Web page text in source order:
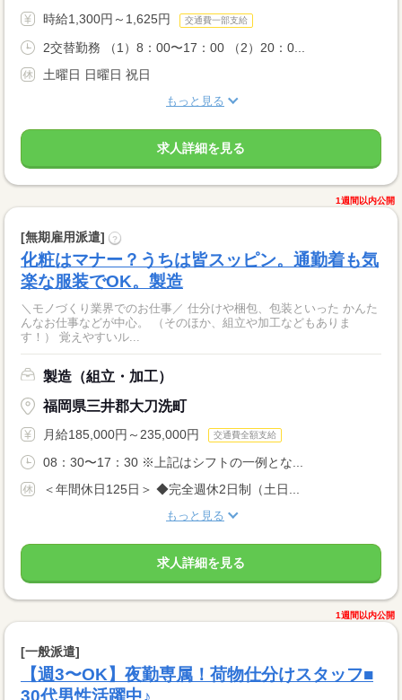
時給1,300円～1,625円 交通費一部支給
2交替勤務 （1）8：00〜17：00 （2）20：0...
土曜日 日曜日 祝日
もっと見る
求人詳細を見る
1週間以内公開
[無期雇用派遣] ?
化粧はマナー？うちは皆スッピン。通勤着も気
楽な服装でOK。製造
＼モノづくり業界でのお仕事／ 仕分けや梱包、包装といった かんた
んなお仕事などが中心。 （そのほか、組立や加工などもありま
す！） 覚えやすいル...
製造（組立・加工）
福岡県三井郡大刀洗町
月給185,000円～235,000円 交通費全額支給
08：30〜17：30 ※上記はシフトの一例とな...
＜年間休日125日＞ ◆完全週休2日制（土日...
もっと見る
求人詳細を見る
1週間以内公開
[一般派遣]
【週3〜OK】夜勤専属！荷物仕分けスタッフ■
30代男性活躍中♪